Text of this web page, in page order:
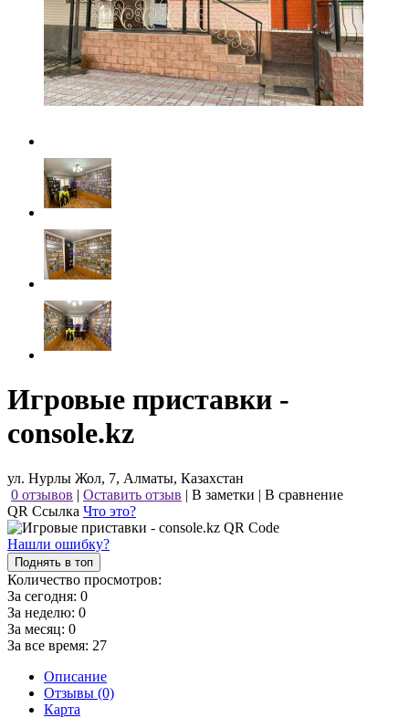
Игровые приставки -
console.kz
ул. Нурлы Жол, 7, Алматы, Казахстан
0 отзывов | Оставить отзыв | В заметки | В сравнение
QR Ссылка Что это?
Нашли ошибку?
Поднять в топ
Количество просмотров:
За сегодня: 0
За неделю: 0
За месяц: 0
За все время: 27
Описание
Отзывы (0)
Карта